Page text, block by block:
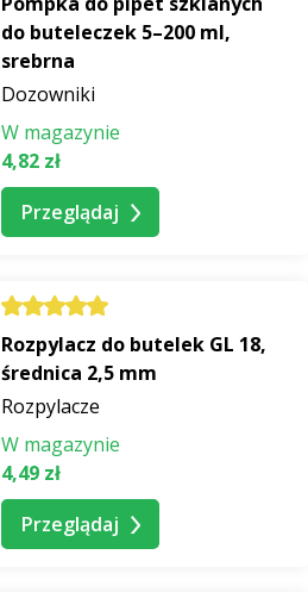
do buteleczek 5–200 ml,
srebrna
Dozowniki
W magazynie
4,82 zł
Przeglądaj
Rozpylacz do butelek GL 18,
średnica 2,5 mm
Rozpylacze
W magazynie
4,49 zł
Przeglądaj